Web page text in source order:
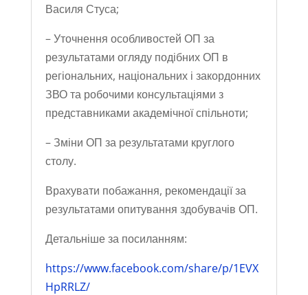
Василя Стуса;
– Уточнення особливостей ОП за
результатами огляду подібних ОП в
регіональних, національних і закордонних
ЗВО та робочими консультаціями з
представниками академічної спільноти;
– Зміни ОП за результатами круглого
столу.
Врахувати побажання, рекомендації за
результатами опитування здобувачів ОП.
Детальніше за посиланням:
https://www.facebook.com/share/p/1EVX
HpRRLZ/